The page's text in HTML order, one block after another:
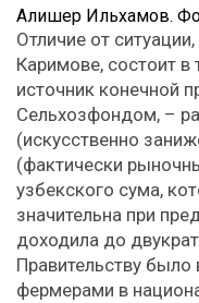
Алишер Ильхамов.
Отличие от
Каримове, состоит в
источник конечной
Сельхозфондом, –
(искусственно
(фактически
узбекского сума,
значительна при
доходила до
Правительству
фермерами в